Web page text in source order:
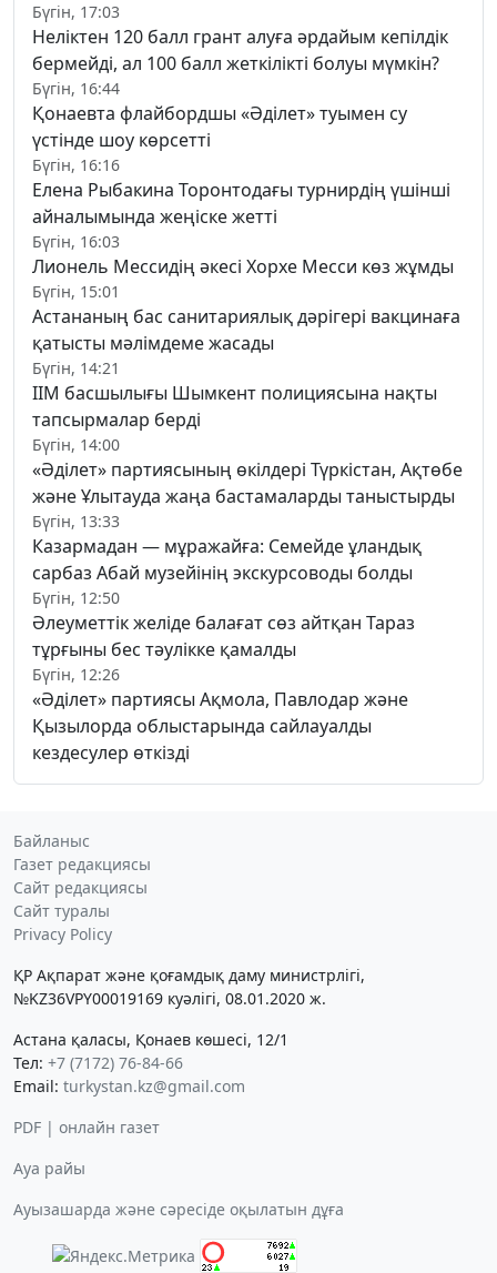
Бүгін, 17:03
Неліктен 120 балл грант алуға әрдайым кепілдік
бермейді, ал 100 балл жеткілікті болуы мүмкін?
Бүгін, 16:44
Қонаевта флайбордшы «Әділет» туымен су
үстінде шоу көрсетті
Бүгін, 16:16
Елена Рыбакина Торонтодағы турнирдің үшінші
айналымында жеңіске жетті
Бүгін, 16:03
Лионель Мессидің әкесі Хорхе Месси көз жұмды
Бүгін, 15:01
Астананың бас санитариялық дәрігері вакцинаға
қатысты мәлімдеме жасады
Бүгін, 14:21
ІІМ басшылығы Шымкент полициясына нақты
тапсырмалар берді
Бүгін, 14:00
«Әділет» партиясының өкілдері Түркістан, Ақтөбе
және Ұлытауда жаңа бастамаларды таныстырды
Бүгін, 13:33
Казармадан — мұражайға: Семейде ұландық
сарбаз Абай музейінің экскурсоводы болды
Бүгін, 12:50
Әлеуметтік желіде балағат сөз айтқан Тараз
тұрғыны бес тәулікке қамалды
Бүгін, 12:26
«Әділет» партиясы Ақмола, Павлодар және
Қызылорда облыстарында сайлауалды
кездесулер өткізді
Байланыс
Газет редакциясы
Сайт редакциясы
Сайт туралы
Privacy Policy
ҚР Ақпарат және қоғамдық даму министрлігі,
№KZ36VPY00019169 куәлігі, 08.01.2020 ж.
Астана қаласы, Қонаев көшесі, 12/1
Тел: +7 (7172) 76-84-66
Email: turkystan.kz@gmail.com
PDF | онлайн газет
Ауа райы
Ауызашарда және сәресіде оқылатын дұға